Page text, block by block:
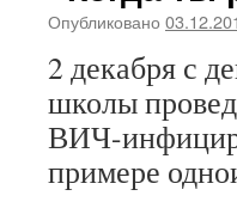
Опубликовано
2 декабря с
школы
ВИЧ-
примере